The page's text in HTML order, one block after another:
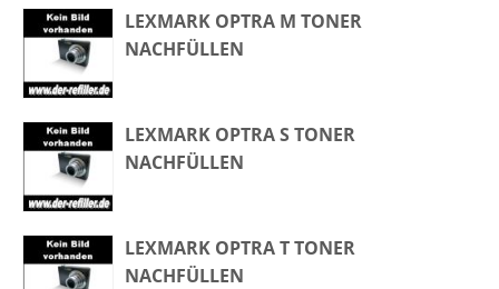
LEXMARK OPTRA M TONER
NACHFÜLLEN
LEXMARK OPTRA S TONER
NACHFÜLLEN
LEXMARK OPTRA T TONER
NACHFÜLLEN